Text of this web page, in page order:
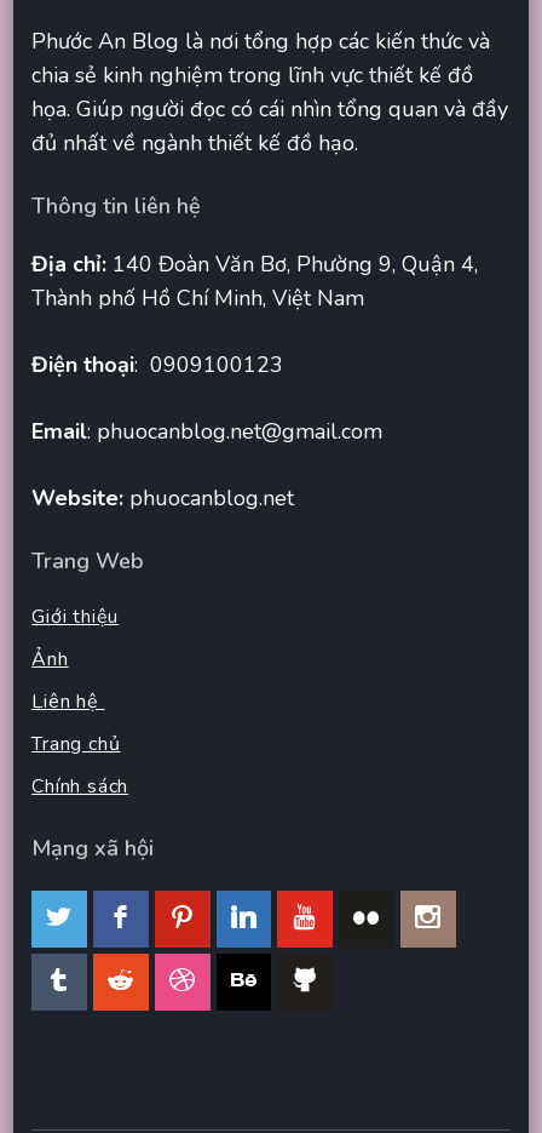
Phước An Blog là nơi tổng hợp các kiến thức và
chia sẻ kinh nghiệm trong lĩnh vực thiết kế đồ
họa. Giúp người đọc có cái nhìn tổng quan và đầy
đủ nhất về ngành thiết kế đồ hạo.
Thông tin liên hệ
Địa chỉ: 140 Đoàn Văn Bơ, Phường 9, Quận 4,
Thành phố Hồ Chí Minh, Việt Nam
Điện thoại: 0909100123
Email: phuocanblog.net@gmail.com
Website: phuocanblog.net
Trang Web
Giới thiệu
Ảnh
Liên hệ
Trang chủ
Chính sách
Mạng xã hội